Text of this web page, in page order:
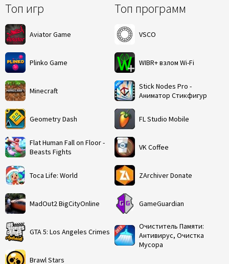
Топ игр
Aviator Game
Plinko Game
Minecraft
Geometry Dash
Flat Human Fall on Floor -
Beasts Fights
Toca Life: World
MadOut2 BigCityOnline
GTA 5: Los Angeles Crimes
Brawl Stars
Топ программ
VSCO
WIBR+ взлом Wi-Fi
Stick Nodes Pro -
Аниматор Стикфигур
FL Studio Mobile
VK Coffee
ZArchiver Donate
GameGuardian
Очиститель Памяти:
Антивирус, Очистка
Мусора